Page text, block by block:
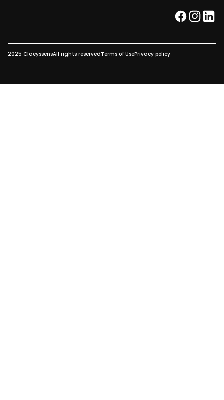
facebook
2025 ClaeyssensAll rights reservedTerms of UsePrivacy policy